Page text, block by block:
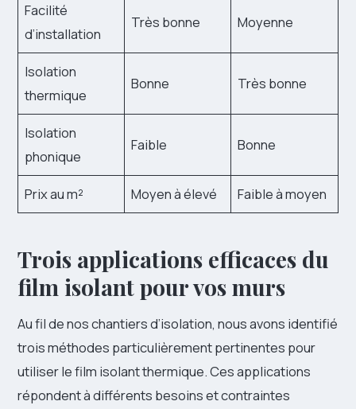
Facilité
d’installation
Très bonne Moyenne
Isolation
thermique
Bonne Très bonne
Isolation
phonique
Faible Bonne
Prix au m² Moyen à élevé Faible à moyen
Trois applications efficaces du
film isolant pour vos murs
Au fil de nos chantiers d’isolation, nous avons identifié
trois méthodes particulièrement pertinentes pour
utiliser le film isolant thermique. Ces applications
répondent à différents besoins et contraintes